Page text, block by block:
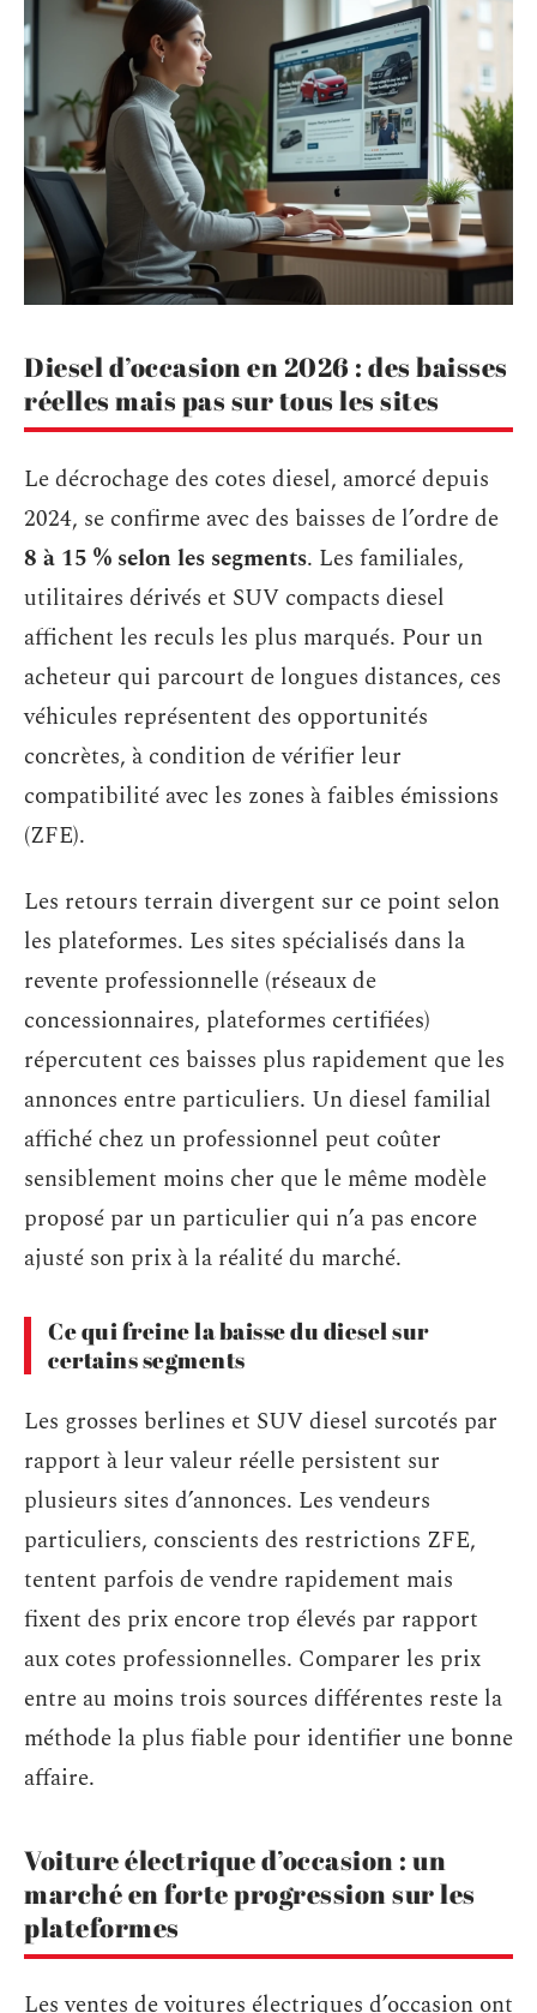
Diesel d’occasion en 2026 : des baisses
réelles mais pas sur tous les sites
Le décrochage des cotes diesel, amorcé depuis
2024, se confirme avec des baisses de l’ordre de
8 à 15 % selon les segments. Les familiales,
utilitaires dérivés et SUV compacts diesel
affichent les reculs les plus marqués. Pour un
acheteur qui parcourt de longues distances, ces
véhicules représentent des opportunités
concrètes, à condition de vérifier leur
compatibilité avec les zones à faibles émissions
(ZFE).
Les retours terrain divergent sur ce point selon
les plateformes. Les sites spécialisés dans la
revente professionnelle (réseaux de
concessionnaires, plateformes certifiées)
répercutent ces baisses plus rapidement que les
annonces entre particuliers. Un diesel familial
affiché chez un professionnel peut coûter
sensiblement moins cher que le même modèle
proposé par un particulier qui n’a pas encore
ajusté son prix à la réalité du marché.
Ce qui freine la baisse du diesel sur
certains segments
Les grosses berlines et SUV diesel surcotés par
rapport à leur valeur réelle persistent sur
plusieurs sites d’annonces. Les vendeurs
particuliers, conscients des restrictions ZFE,
tentent parfois de vendre rapidement mais
fixent des prix encore trop élevés par rapport
aux cotes professionnelles. Comparer les prix
entre au moins trois sources différentes reste la
méthode la plus fiable pour identifier une bonne
affaire.
Voiture électrique d’occasion : un
marché en forte progression sur les
plateformes
Les ventes de voitures électriques d’occasion ont